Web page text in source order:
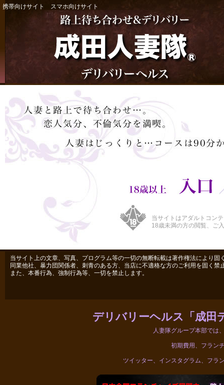
携帯向けサイト スマホ向けサイト
当サイトはアダルトコン
18歳未満の方の閲覧、ご
当サイト上の文章、写真、プログラム等の一切の無断転載は著作権法により固
同業他社、暴力団関係者、刺青のある方、当店に不適格な方のご利用を固く禁
また、本番行為、強制行為等、一切を禁止します。
デリバリーヘルス「成田
人妻隊グループ本部では
初期費用、フラン
ツイッター、インスタグラム、フラ